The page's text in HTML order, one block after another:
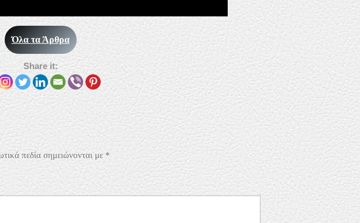
Όλα τα Άρθρα
Share it:
πεδία σημειώνονται με *